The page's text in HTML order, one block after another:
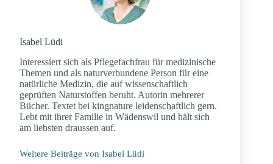
Isabel Lüdi
Interessiert sich als Pflegefachfrau für medizinische
Themen und als naturverbundene Person für eine
natürliche Medizin, die auf wissenschaftlich
geprüften Naturstoffen beruht. Autorin mehrerer
Bücher. Textet bei kingnature leidenschaftlich gern.
Lebt mit ihrer Familie in Wädenswil und hält sich
am liebsten draussen auf.
Weitere Beiträge von Isabel Lüdi